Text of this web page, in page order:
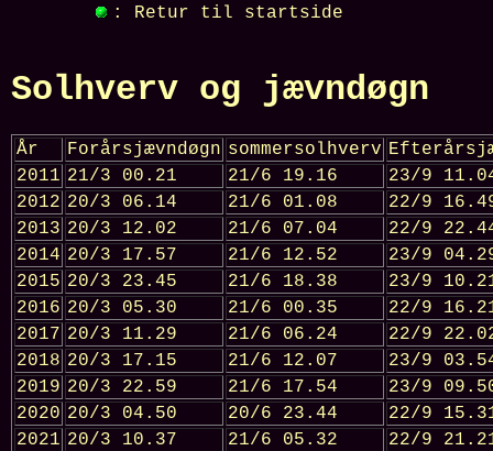
: Retur til startside
Solhverv og jævndøgn
År Forårsjævndøgn sommersolhverv
2011 21/3 00.21 21/6 19.16
23/9
2012 20/3 06.14 21/6 01.08
22/9
2013 20/3 12.02 21/6 07.04
22/9
2014 20/3 17.57 21/6 12.52
23/9
2015 20/3 23.45 21/6 18.38
23/9
2016 20/3 05.30 21/6 00.35
22/9
2017 20/3 11.29 21/6 06.24
22/9
2018 20/3 17.15 21/6 12.07
23/9
2019 20/3 22.59 21/6 17.54
23/9
2020 20/3 04.50 20/6 23.44
22/9
2021 20/3 10.37 21/6 05.32
22/9